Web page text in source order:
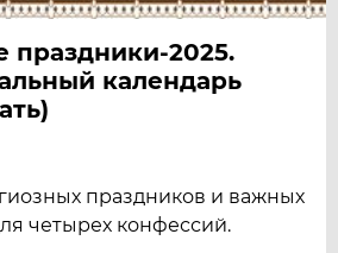
праздники-2025.
календарь
праздников и важных
четырех конфессий.